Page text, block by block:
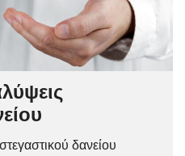
δανείου